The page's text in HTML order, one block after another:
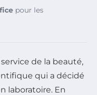
pour les
de la beauté,
qui a décidé
laboratoire. En